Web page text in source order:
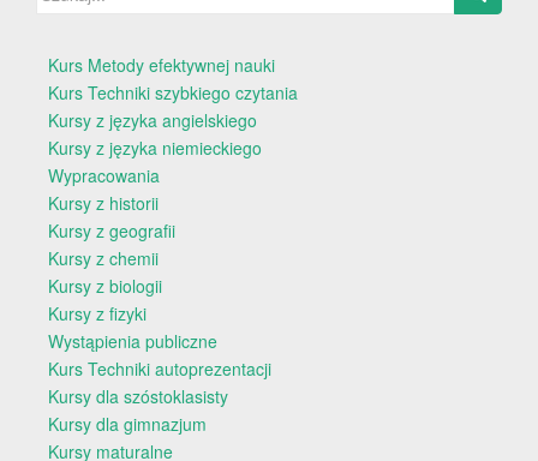
Kurs Metody efektywnej nauki
Kurs Techniki szybkiego czytania
Kursy z języka angielskiego
Kursy z języka niemieckiego
Wypracowania
Kursy z historii
Kursy z geografii
Kursy z chemii
Kursy z biologii
Kursy z fizyki
Wystąpienia publiczne
Kurs Techniki autoprezentacji
Kursy dla szóstoklasisty
Kursy dla gimnazjum
Kursy maturalne